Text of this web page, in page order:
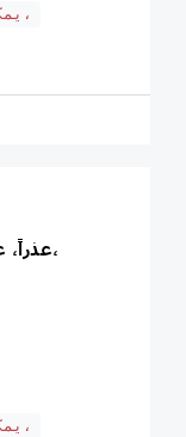
يمكنك ايضاً تجربة هذه البوتات،
عذراً، عليك الانضمام الى هذهِ القناة أولاً،
يمكنك ايضاً تجربة هذه البوتات،